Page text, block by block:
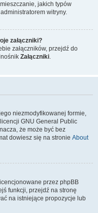
jakich typów
witryny.
załączniki?
załączników, przejdź do
Załączniki.
niezmodyfikowanej formie,
GNU General Public
że może być bez
dowiesz się na stronie About
przez phpBB
funkcji, przejdź na stronę
na istniejące propozycje lub